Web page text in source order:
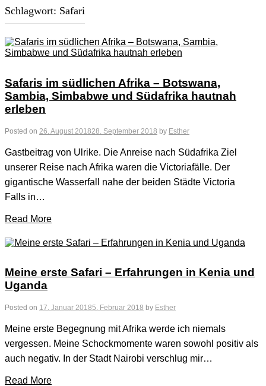
Schlagwort: Safari
Safaris im südlichen Afrika – Botswana,
Sambia, Simbabwe und Südafrika hautnah
erleben
Posted on 26. August 201828. September 2018 by Esther
Gastbeitrag von Ulrike. Die Anreise nach Südafrika Ziel
unserer Reise nach Afrika waren die Victoriafälle. Der
gigantische Wasserfall nahe der beiden Städte Victoria
Falls in…
Read More
Meine erste Safari – Erfahrungen in Kenia und
Uganda
Posted on 17. Januar 20185. Februar 2018 by Esther
Meine erste Begegnung mit Afrika werde ich niemals
vergessen. Meine Schockmomente waren sowohl positiv als
auch negativ. In der Stadt Nairobi verschlug mir…
Read More